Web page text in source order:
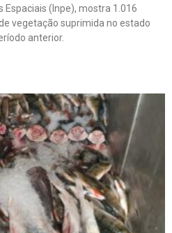
Espaciais (Inpe), mostra 1.016
vegetação suprimida no estado
anterior.